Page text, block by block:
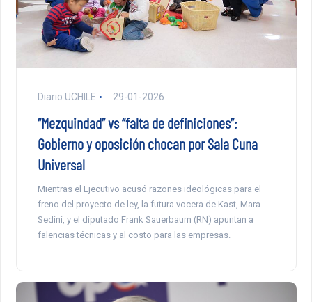
Diario UCHILE 29-01-2026
“Mezquindad” vs “falta de definiciones”:
Gobierno y oposición chocan por Sala Cuna
Universal
Mientras el Ejecutivo acusó razones ideológicas para el
freno del proyecto de ley, la futura vocera de Kast, Mara
Sedini, y el diputado Frank Sauerbaum (RN) apuntan a
falencias técnicas y al costo para las empresas.